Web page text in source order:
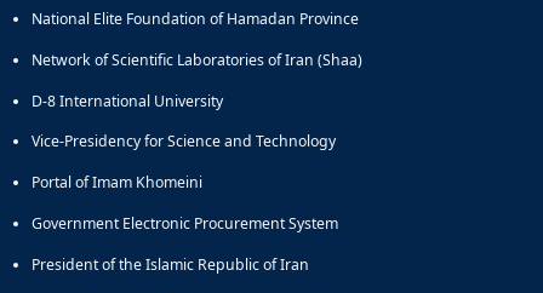
National Elite Foundation of Hamadan Province
Network of Scientific Laboratories of Iran (Shaa)
D-8 International University
Vice-Presidency for Science and Technology
Portal of Imam Khomeini
Government Electronic Procurement System
President of the Islamic Republic of Iran